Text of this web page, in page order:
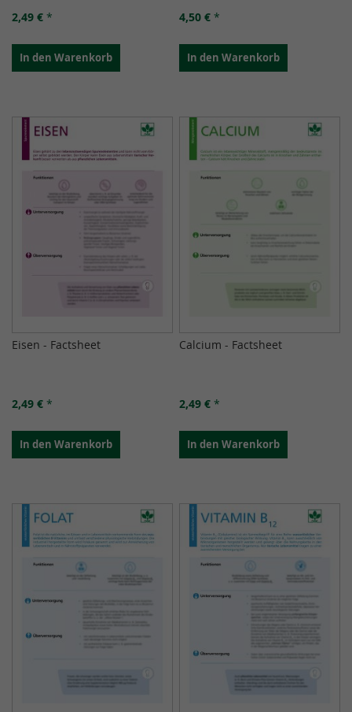
2,49 € *
In den Warenkorb
4,50 € *
In den Warenkorb
Eisen - Factsheet
2,49 € *
In den Warenkorb
Calcium - Factsheet
2,49 € *
In den Warenkorb